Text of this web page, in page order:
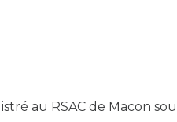
au RSAC de Macon